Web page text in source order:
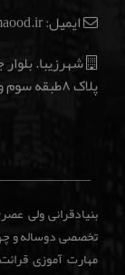
ایمیل: info@maood.ir
شهرزیبا.
پلاک ۸طبقه سوم واحد۲۰
بنیادقرانی ولی
تخصصی دوساله و
مهارت آموزی